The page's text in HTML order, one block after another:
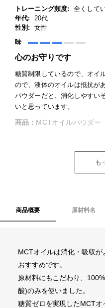
ふるさとチョイス
ふるなび
法人様向け
運営会社
VALX GYM
トレーニング頻度:
全くして
年代:
20代
性別:
女性
味
心のお守りです
糖質制限しているので、オイ
ので、液体のオイルは抵抗が
パウダーだと、消化しやすい
いと思っています。
商品： MCTオイルパウダー
も
商品概要 原材料名
MCTオイルは消化・吸収
おすすめです。
原材料にもこだわり、
酸)のみを使いました。
糖質ゼロを実現したMCTオ